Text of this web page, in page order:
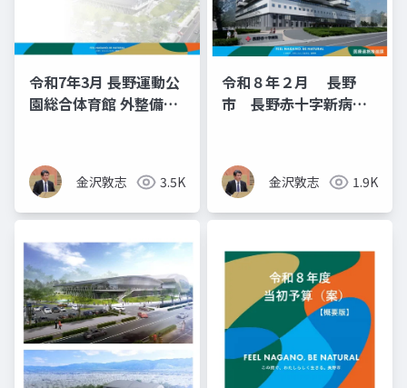
令和7年3月 長野運動公
園総合体育館 外整備事
金沢敦志 3.5K
令和８年２月 長野
市 長野赤十字新病院
金沢敦志 1.9K